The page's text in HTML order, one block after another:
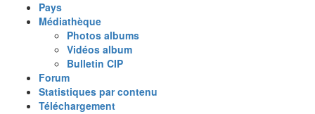
Pays
Médiathèque
Photos albums
Vidéos album
Bulletin CIP
Forum
Statistiques par contenu
Téléchargement